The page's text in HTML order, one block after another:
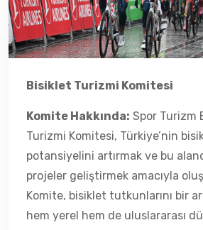
Bisiklet Turizmi Komitesi
Komite Hakkında: Spor Turizm
Turizmi Komitesi, Türkiye’nin
potansiyelini artırmak ve bu
projeler geliştirmek amacıyla
Komite, bisiklet tutkunlarını bir
hem yerel hem de uluslararası